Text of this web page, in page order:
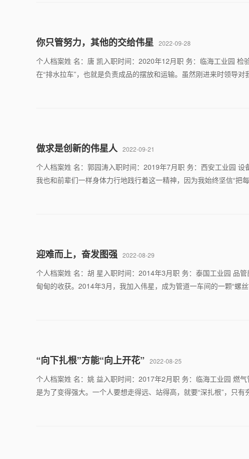
你只管努力，其他的交给伟星 2022-09-28
个人档案姓 名：唐 凯入职时间：2020年12月职 务：临海工业园
在“排水拉车”，也就是负责成品的摆放和运输。虽然刚进来时领导
做求是创新的伟星人 2022-09-21
个人档案姓 名：郭园涛入职时间：2019年7月职 务：西安工业园
我也和前辈们一样身体力行地践行着这一精神，因为我始终坚信“
迎难而上，奋发图强 2022-08-29
个人档案姓 名：胡 星入职时间：2014年3月职 务：泰国工业园 品
甸甸的收获。2014年3月，我加入伟星，成为管道一车间的一颗“螺
“向下扎根”方能“向上开花” 2022-08-25
个人档案姓 名：姚 益入职时间：2017年2月职 务：临海工业园 燃
是为了变得强大。一个人要想走得远、站得高，就要“深扎根”，只